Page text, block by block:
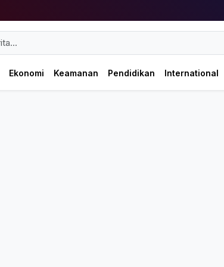
Ekonomi Keamanan Pendidikan International